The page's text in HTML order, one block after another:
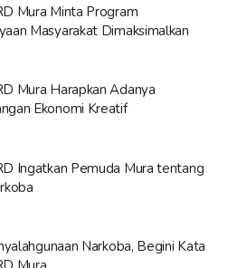
Mura Minta Program
Masyarakat Dimaksimalkan
Mura Harapkan Adanya
Ekonomi Kreatif
Ingatkan Pemuda Mura tentang
Narkoba, Begini Kata